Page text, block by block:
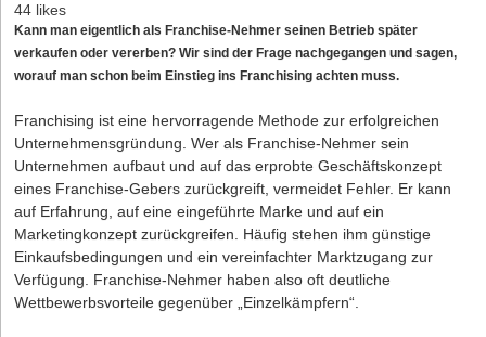
44 likes
Kann man eigentlich als Franchise-Nehmer seinen Betrieb später
verkaufen oder vererben? Wir sind der Frage nachgegangen und sagen,
worauf man schon beim Einstieg ins Franchising achten muss.
Franchising ist eine hervorragende Methode zur erfolgreichen
Unternehmensgründung. Wer als Franchise-Nehmer sein
Unternehmen aufbaut und auf das erprobte Geschäftskonzept
eines Franchise-Gebers zurückgreift, vermeidet Fehler. Er kann
auf Erfahrung, auf eine eingeführte Marke und auf ein
Marketingkonzept zurückgreifen. Häufig stehen ihm günstige
Einkaufsbedingungen und ein vereinfachter Marktzugang zur
Verfügung. Franchise-Nehmer haben also oft deutliche
Wettbewerbsvorteile gegenüber „Einzelkämpfern“.